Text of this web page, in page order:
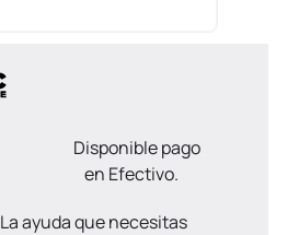
Disponible pago
en Efectivo.
La ayuda que necesitas